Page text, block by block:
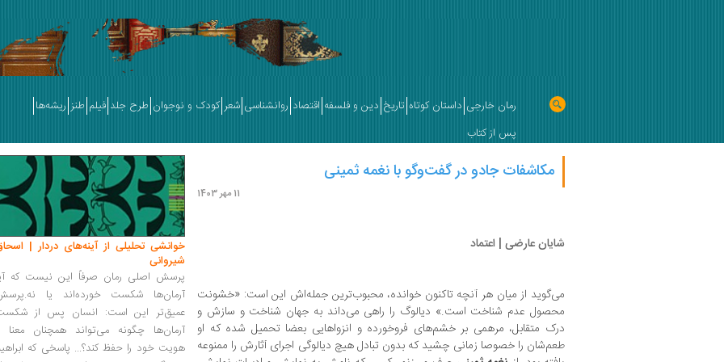
رمان خارجی داستان کوتاه تاریخ دین و فلسفه اقتصاد روانشناسی شعر کودک و نوجوان طرح جلد فیلم طنز ریشه‌ها
پس از کتاب
مکاشفات جادو در گفت‌وگو با نغمه ثمینی
11 مهر 1403
شایان عارضی | اعتماد
می‌گوید از میان هر آنچه تاکنون خوانده، محبوب‌ترین جمله‌اش این است: «خشونت
محصول عدم شناخت است.» دیالوگ را راهی می‌داند به جهان شناخت و سازش و
درک متقابل، مرهمی بر خشم‌های فروخورده و انزواهایی بعضا تحمیل شده که او
طعم‌شان را خصوصا زمانی چشید که بدون تبادل هیچ دیالوگی اجرای آثارش را ممنوعه
خوانشی تحلیلی از آینه‌های دردار |
شیروانی
پرسش اصلی رمان صرفاً این نیست که
آرمان‌ها شکست خورده‌اند یا
عمیق‌تر این است: انسان پس از
آرمان‌ها چگونه می‌تواند همچنان معنا
هویت خود را حفظ کند؟... پاسخی که